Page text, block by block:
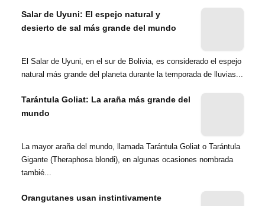
Salar de Uyuni: El espejo natural y
desierto de sal más grande del mundo
El Salar de Uyuni, en el sur de Bolivia, es considerado el espejo
natural más grande del planeta durante la temporada de lluvias...
Tarántula Goliat: La araña más grande del
mundo
La mayor araña del mundo, llamada Tarántula Goliat o Tarántula
Gigante (Theraphosa blondi), en algunas ocasiones nombrada
tambié...
Orangutanes usan instintivamente